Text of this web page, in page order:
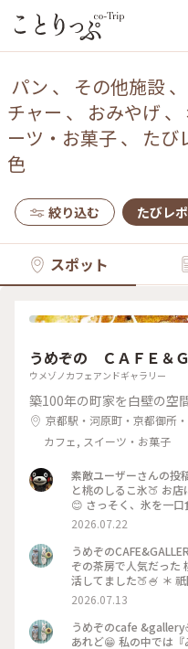
パン 、 その他施設、
チャー 、 おみやげ 、
ーツ・お菓子、 たび
色
絞り込む たびレポ
スポット
うめぞの ＣＡＦＥ＆
ウメゾノカフェアンドギャラリー
築100年の町家を白壁の空
京都駅・河原町・京都御所
カフェ, スイーツ・お菓子
素敵ユーザーさんの投
と桃のしるこ氷🍑 お
😊 さっそく、氷を一
姜の風味が口いっぱ
桃も程よい量で、食べ
るこなんですね〜🤔 頼
るほど〜です😘 この
汗💦になるけど、 真夏
2026.07.22
うめぞの
ぞの茶房で人気だった
活してました🍑🍧 ＊
寄ろうかなどうしよう
の看板でていたので
る新生姜のシロップが
にみずみずしい桃のス
2026.07.13
うめぞのcafe
あれど😁 私の中では